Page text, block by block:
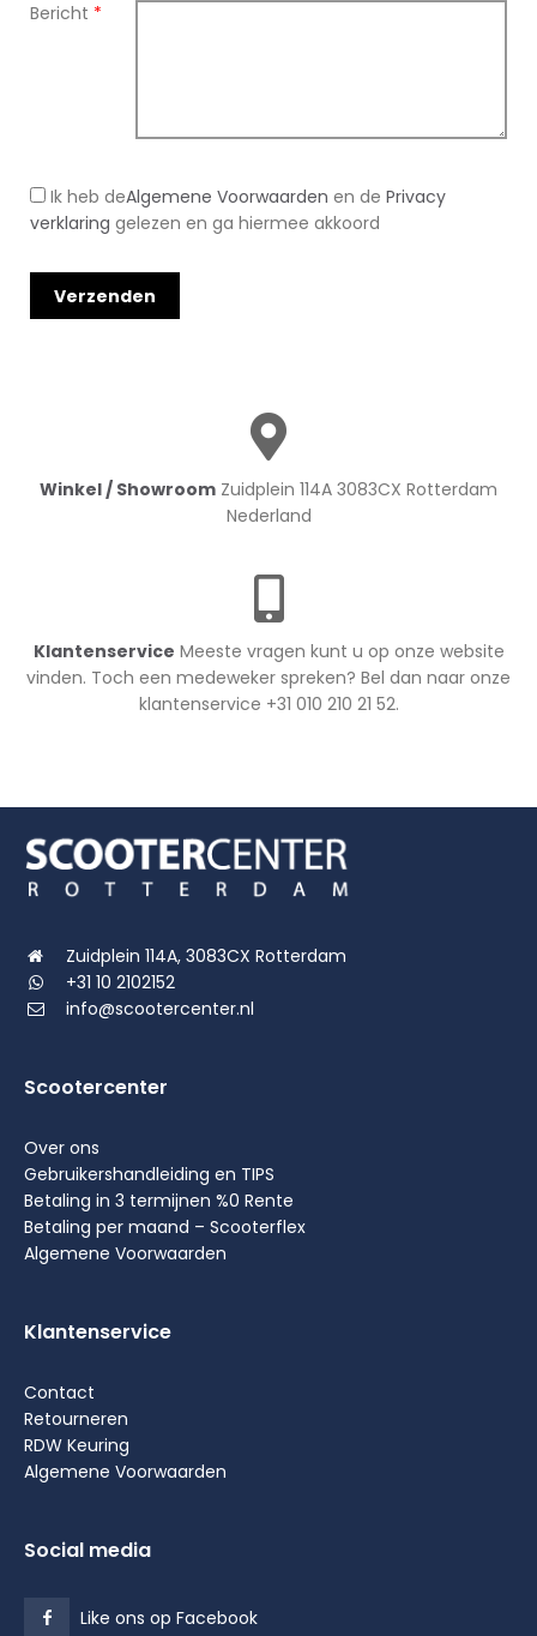
Bericht *
Ik heb deAlgemene Voorwaarden en de Privacy
verklaring gelezen en ga hiermee akkoord
Winkel / Showroom Zuidplein 114A 3083CX Rotterdam
Nederland
Klantenservice Meeste vragen kunt u op onze website
vinden. Toch een medeweker spreken? Bel dan naar onze
klantenservice +31 010 210 21 52.
Zuidplein 114A, 3083CX Rotterdam
+31 10 2102152
info@scootercenter.nl
Scootercenter
Over ons
Gebruikershandleiding en TIPS
Betaling in 3 termijnen %0 Rente
Betaling per maand – Scooterflex
Algemene Voorwaarden
Klantenservice
Contact
Retourneren
RDW Keuring
Algemene Voorwaarden
Social media
Like ons op Facebook